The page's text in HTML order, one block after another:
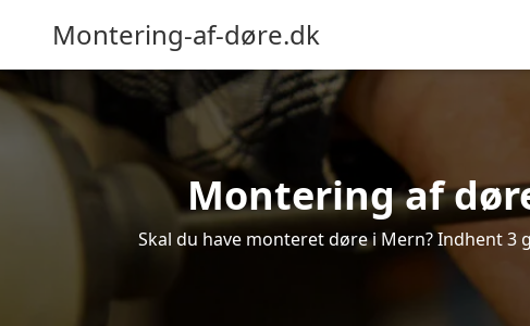
Montering-af-døre.dk
Montering af
Skal du have monteret døre i Mern? Indhent